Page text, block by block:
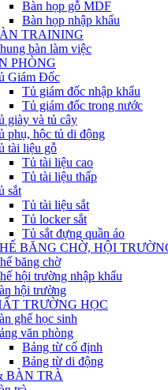
Bàn họp gỗ MDF
Bàn họp nhập khẩu
TRAINING
bàn làm việc
PHÒNG
Giám Đốc
Tủ giám đốc nhập khẩu
Tủ giám đốc trong nước
giày và tủ cây
phụ, hộc tủ di động
tài liệu gỗ
Tủ tài liệu cao
Tủ tài liệu thấp
sắt
Tủ tài liệu sắt
Tủ locker sắt
Tủ sắt đựng quần áo
BĂNG CHỜ, HỘI
băng chờ
hội trường nhập khẩu
hội trường
TRƯỜNG HỌC
ghế học sinh
văn phòng
Bảng từ cố định
Bảng từ di động
BÀN TRÀ